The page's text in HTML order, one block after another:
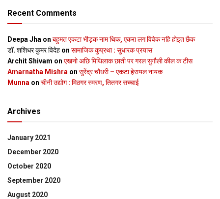
Recent Comments
Deepa Jha on बहुमत एकटा भीड़क नाम थिक, एकरा लग विवेक नहि होइत छैक
डॉ. शशिधर कुमर विदेह on सामाजिक कुप्रथा : सुधारक प्रयास
Archit Shivam on एखनो अछि मिथिलाक छाती पर गरल सुगौली कील क टीस
Amarnatha Mishra on सुरेंद्र चौधरी – एकटा हेरायल नायक
Munna on चीनी उद्योग : मिठगर स्‍मरण, तितगर सच्‍चाई
Archives
January 2021
December 2020
October 2020
September 2020
August 2020